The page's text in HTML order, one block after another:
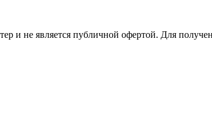
и не является публичной офертой. Для